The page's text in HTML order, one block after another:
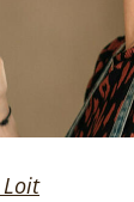
Loit